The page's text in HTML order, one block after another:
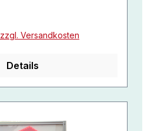
Versandkosten
Details